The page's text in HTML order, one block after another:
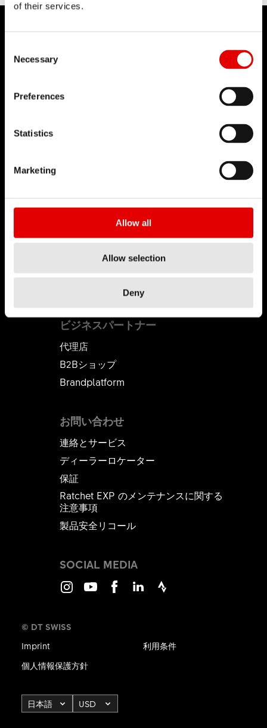
of their services.
Necessary
Preferences
Statistics
Marketing
Allow all
Allow selection
Deny
当社について
キャリア
お問い合わせ
連絡とサービス
ディーラーロケーター
保証
Ratchet EXP のメンテナンスに関する
注意事項
製品安全リコール
ビジネスパートナー
代理店
B2Bショップ
Brandplatform
SOCIAL MEDIA
© DT SWISS
Imprint
個人情報保護方針
利用条件
日本語 USD